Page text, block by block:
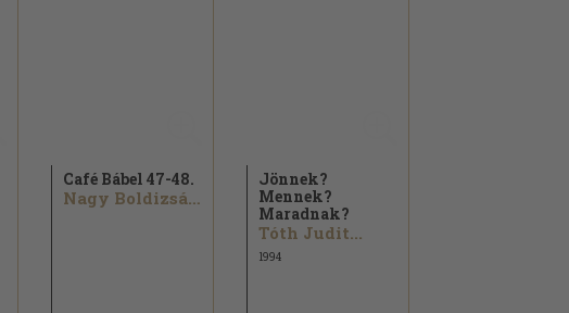
Café Bábel 47-48.
Nagy Boldizsár...
Jönnek?
Mennek?
Maradnak?
Tóth Judit...
1994